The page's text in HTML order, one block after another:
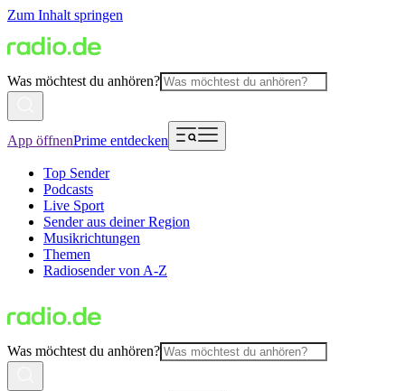
Zum Inhalt springen
Was möchtest du anhören?
App öffnenPrime entdecken
Top Sender
Podcasts
Live Sport
Sender aus deiner Region
Musikrichtungen
Themen
Radiosender von A-Z
Was möchtest du anhören?